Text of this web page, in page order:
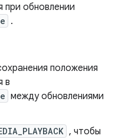
при обновлении
.
положения
в
между обновлениями
, чтобы